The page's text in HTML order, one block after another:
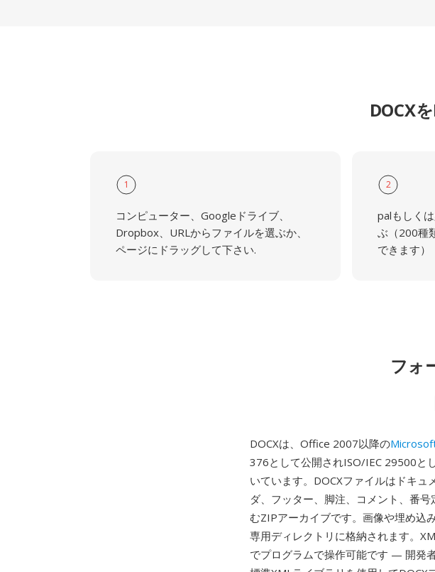
DOCX
1
コンピューター、Googleドライブ、
Dropbox、URLからファイルを選ぶか、
ページにドラッグして下さい.
2
palもしく
ぶ（200種
できます）
フォ
DOCXは、Office 2007以降の
376として公開されISO/IEC 29500と
いています。DOCXファイルはドキ
ダ、フッター、脚注、コメント、番
むZIPアーカイブです。画像や埋め込
専用ディレクトリに格納されます。
でプログラムで操作可能です — 開発